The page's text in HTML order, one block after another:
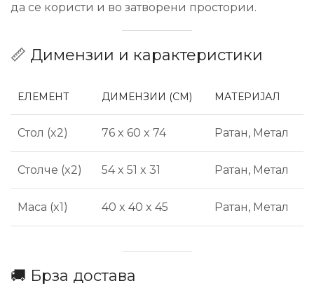
да се користи и во затворени простории.
📏 Димензии и карактеристики
ЕЛЕМЕНТ ДИМЕНЗИИ (CM) МАТЕРИЈАЛ
Стол (x2) 76 x 60 x 74 Ратан, Метал
Столче (x2) 54 x 51 x 31 Ратан, Метал
Маса (x1) 40 x 40 x 45 Ратан, Метал
🚚 Брза достава